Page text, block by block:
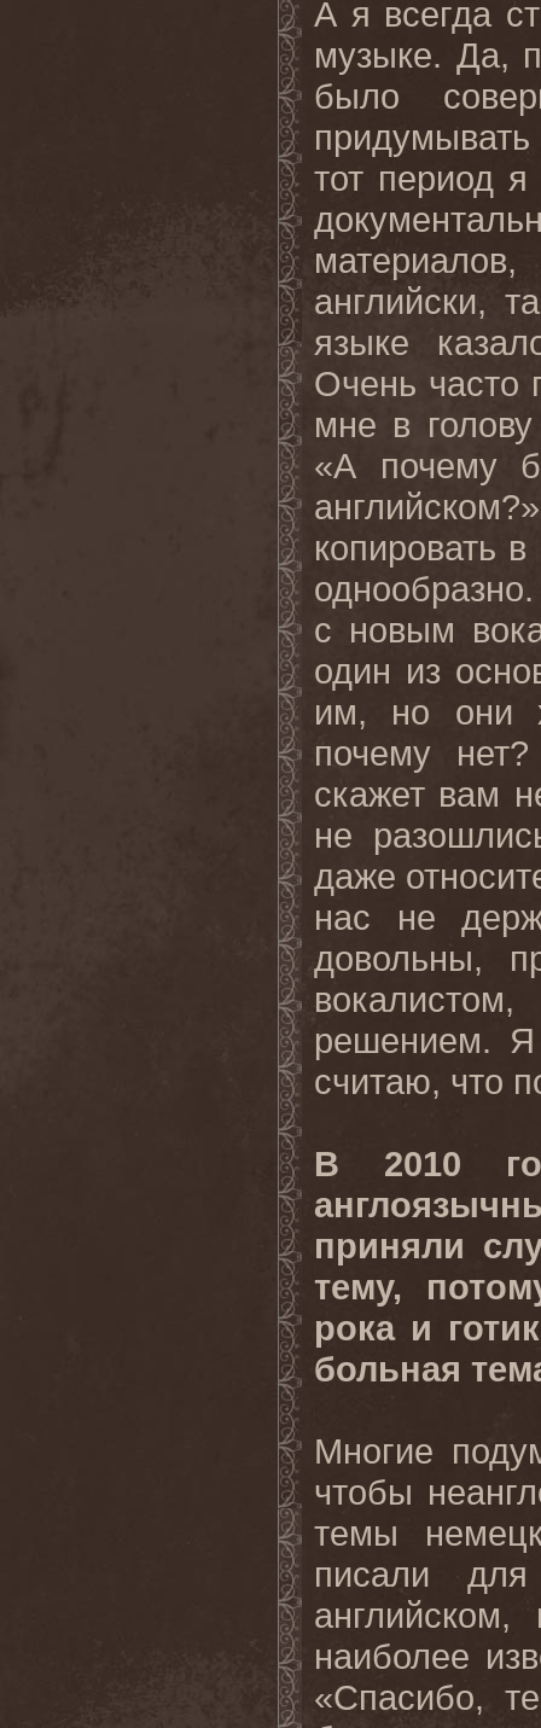
А я всегда
музыке. Да,
было
тот период
английски,
языке
Очень часто
мне в
«А почему
копировать
с новым
один из
им, но они
почему
скажет вам
не
даже
нас не
довольны,
решением.
считаю, что
В 2010
приняли
тему,
рока и
больная
Многие
чтобы
темы
писали
наиболее
«Спасибо,